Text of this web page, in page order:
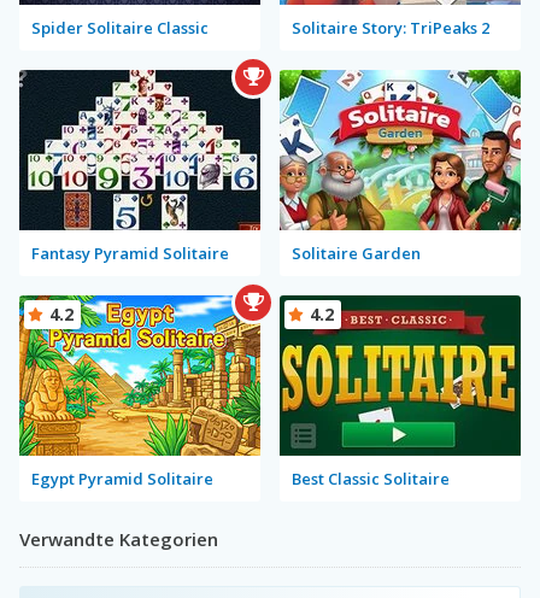
Spider Solitaire Classic Solitaire Story: TriPeaks 2
Fantasy Pyramid Solitaire Solitaire Garden
Egypt Pyramid Solitaire
4.2
Best Classic Solitaire
4.2
Verwandte Kategorien